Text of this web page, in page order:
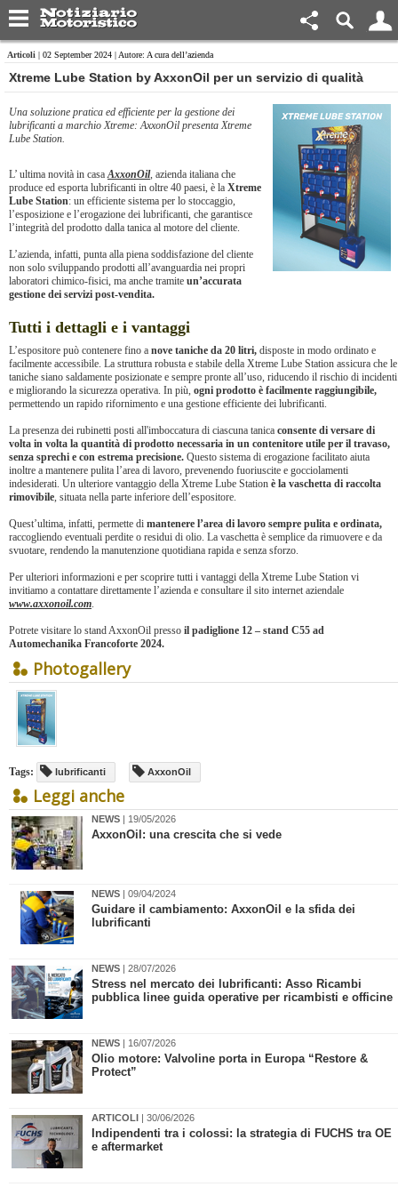
Articoli | 02 September 2024 | Autore: A cura dell’azienda
Xtreme Lube Station by AxxonOil per un servizio di qualità
Una soluzione pratica ed efficiente per la gestione dei
lubrificanti a marchio Xtreme: AxxonOil presenta Xtreme
Lube Station.
L’ ultima novità in casaAxxonOil, azienda italiana che
produce ed esporta lubrificanti in oltre 40 paesi, è la Xtreme
Lube Station: un efficiente sistema per lo stoccaggio,
l’esposizione e l’erogazione dei lubrificanti, che garantisce
l’integrità del prodotto dalla tanica al motore del cliente.
L’azienda, infatti, punta alla piena soddisfazione del cliente
non solo sviluppando prodotti all’avanguardia nei propri
laboratori chimico-fisici, ma anche tramite un’accurata
gestione dei servizi post-vendita.
Tutti i dettagli e i vantaggi
L’espositore può contenere fino a nove taniche da 20 litri, disposte in modo ordinato e
facilmente accessibile. La struttura robusta e stabile della Xtreme Lube Station assicura che le
taniche siano saldamente posizionate e sempre pronte all’uso, riducendo il rischio di incidenti
e migliorando la sicurezza operativa. In più, ogni prodotto è facilmente raggiungibile,
permettendo un rapido rifornimento e una gestione efficiente dei lubrificanti.
La presenza dei rubinetti posti all'imboccatura di ciascuna tanica consente di versare di
volta in volta la quantità di prodotto necessaria in un contenitore utile per il travaso,
senza sprechi e con estrema precisione. Questo sistema di erogazione facilitato aiuta
inoltre a mantenere pulita l’area di lavoro, prevenendo fuoriuscite e gocciolamenti
indesiderati. Un ulteriore vantaggio della Xtreme Lube Station è la vaschetta di raccolta
rimovibile, situata nella parte inferiore dell’espositore.
Quest’ultima, infatti, permette di mantenere l’area di lavoro sempre pulita e ordinata,
raccogliendo eventuali perdite o residui di olio. La vaschetta è semplice da rimuovere e da
svuotare, rendendo la manutenzione quotidiana rapida e senza sforzo.
Per ulteriori informazioni e per scoprire tutti i vantaggi della Xtreme Lube Station vi
invitiamo a contattare direttamente l’azienda e consultare il sito internet aziendale
www.axxonoil.com.
Potrete visitare lo stand AxxonOil presso il padiglione 12 – stand C55 ad
Automechanika Francoforte 2024.
Photogallery
Tags: lubrificanti AxxonOil
Leggi anche
NEWS | 19/05/2026
AxxonOil: una crescita che si vede
NEWS | 09/04/2024
​Guidare il cambiamento: AxxonOil e la sfida dei
lubrificanti
NEWS | 28/07/2026
​Stress nel mercato dei lubrificanti: Asso Ricambi
pubblica linee guida operative per ricambisti e officine
NEWS | 16/07/2026
​Olio motore: Valvoline porta in Europa “Restore &
Protect”
ARTICOLI | 30/06/2026
​Indipendenti tra i colossi: la strategia di FUCHS tra OE
e aftermarket